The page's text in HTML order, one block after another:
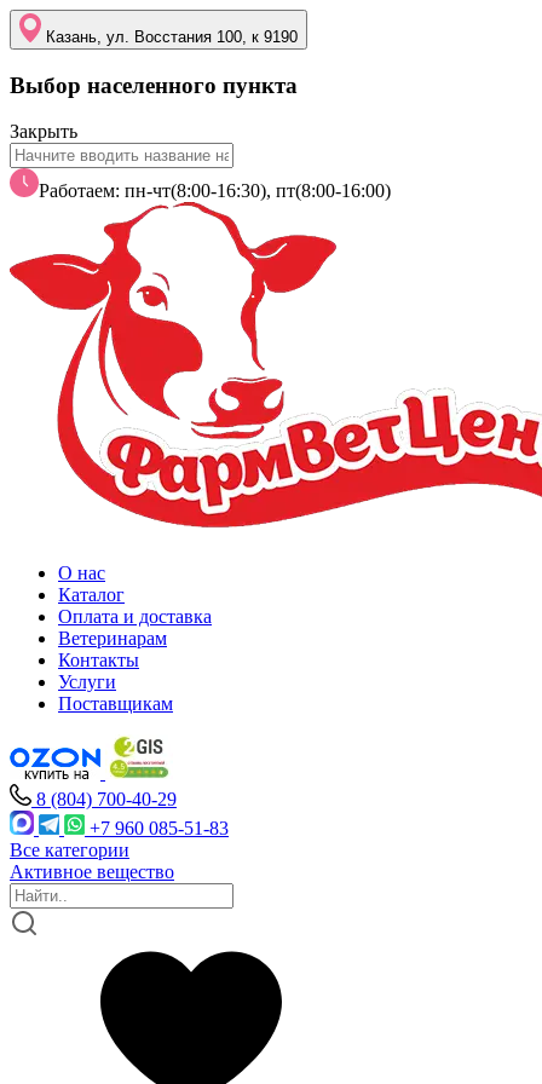
Казань, ул. Восстания 100, к 9190
Выбор населенного пункта
Закрыть
Работаем: пн-чт(8:00-16:30), пт(8:00-16:00)
О нас
Каталог
Оплата и доставка
Ветеринарам
Контакты
Услуги
Поставщикам
8 (804) 700-40-29
+7 960 085-51-83
Все категории
Активное вещество